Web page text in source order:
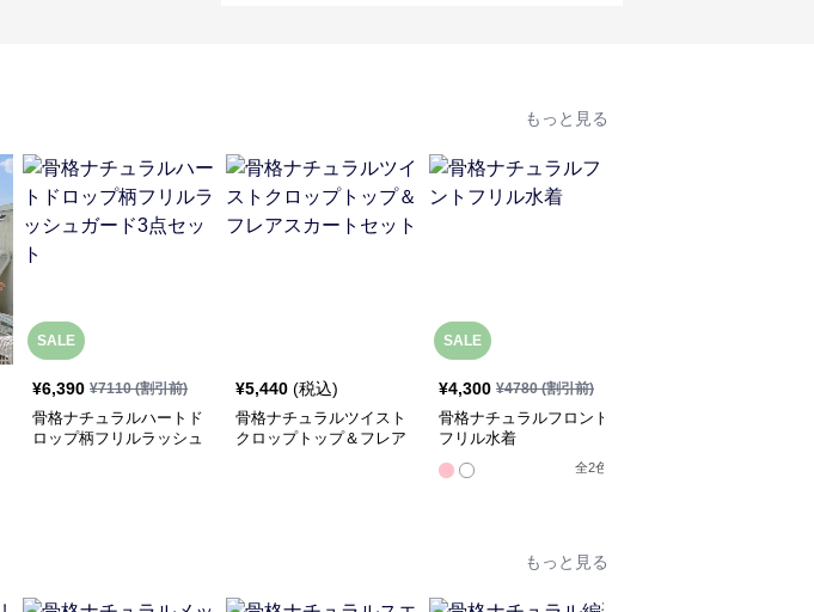
もっと見る
SALE
¥6,390 ¥7110(割引前)
骨格ナチュラルハートド
ロップ柄フリルラッシュ
¥5,440 (税込)
骨格ナチュラルツイスト
クロップトップ＆フレア
SALE
¥4,300 ¥4780(割引前)
骨格ナチュラルフロント
フリル水着
全2色
もっと見る